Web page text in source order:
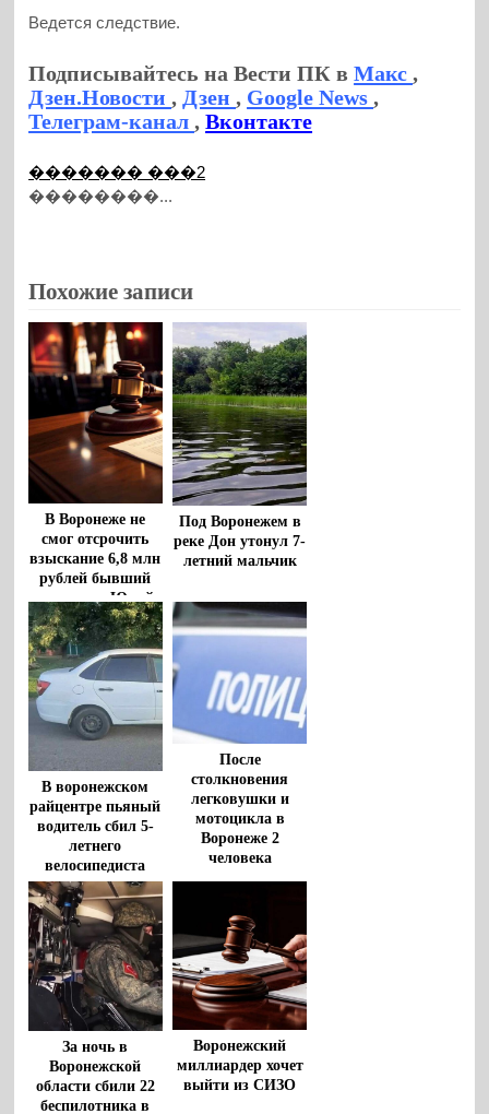
Ведется следствие.
Подписывайтесь на Вести ПК вМакс,
Дзен.Новости, Дзен, Google News,
Телеграм-канал,Вконтакте
������� ���2
��������...
Похожие записи
В Воронеже не
смог отсрочить
взыскание 6,8 млн
рублей бывший
чиновник Юрий
Бавыкин
Под Воронежем в
реке Дон утонул 7-
летний мальчик
В воронежском
райцентре пьяный
водитель сбил 5-
летнего
велосипедиста
После
столкновения
легковушки и
мотоцикла в
Воронеже 2
человека
За ночь в
Воронежской
области сбили 22
беспилотника в
Воронежский
миллиардер хочет
выйти из СИЗО